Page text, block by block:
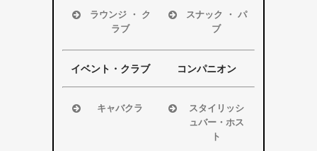
磐田市
袋井市
掛川市
その他エリア
磐田市
袋井市
掛川市
その他エリア
ラウンジ ・ ク
ラブ
浜松市
磐田市
袋井市
掛川市
スナック ・ パ
ブ
浜松市
磐田市
袋井市
掛川市
その他エリア
イベント・クラブ コンパニオン
キャバクラ
スタイリッシ
ュバー・ホス
ト